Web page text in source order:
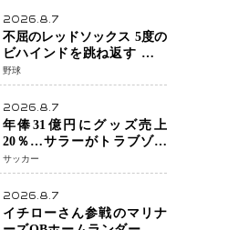
2026.8.7
不屈のレッドソックス 5度の
ビハインドを跳ね返す 延長
13回サヨナラ勝ち 吉田正尚
選手も2安打1打点で貢献 4得
点以上は驚異の28連勝
野球
2026.8.7
年俸31億円にグッズ売上
20％…サラーがトラブゾン
スポル加入 世界サッカーは
「五大リーグ一強」から新
時代へ
サッカー
2026.8.7
イチローさん参戦のマリナ